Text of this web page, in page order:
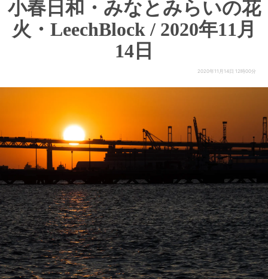
小春日和・みなとみらいの花
火・LeechBlock / 2020年11月
14日
2020年11月14日 12時00分